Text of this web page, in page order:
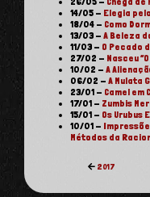
14/05 - Elegia
18/04 - Como
13/03 -A Beleza
11/03 - O Pecado
27/02 - Nasceu
10/02 -A
06/02 -A Mulata
23/01 - Camel em
17/01 - Zumbis
15/01 - Os Urubus
10/01 -
Métodos da
2017